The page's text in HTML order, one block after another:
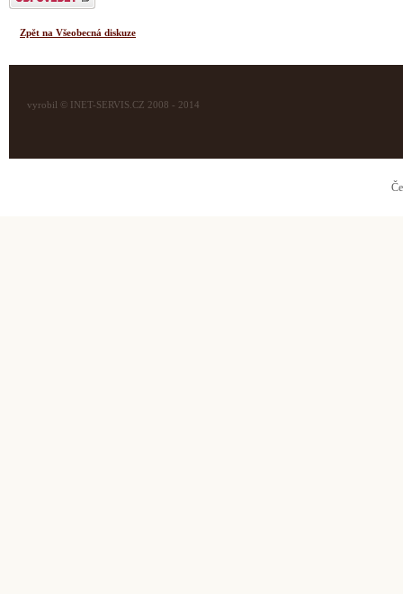
Zpět na Všeobecná diskuze
vyrobil © INET-SERVIS.CZ 2008 - 2014